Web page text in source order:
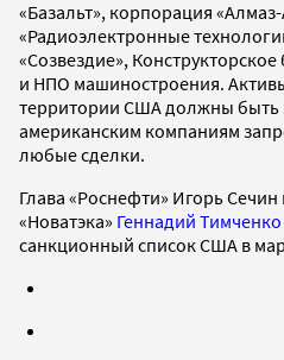
«Базальт», корпорация
«Радиоэлектронные
«Созвездие»,
и НПО машиностроения.
территории США должны быть
американским компаниям
любые сделки.
Глава «Роснефти» Игорь
«Новатэка» Геннадий Тимченко
санкционный список США в